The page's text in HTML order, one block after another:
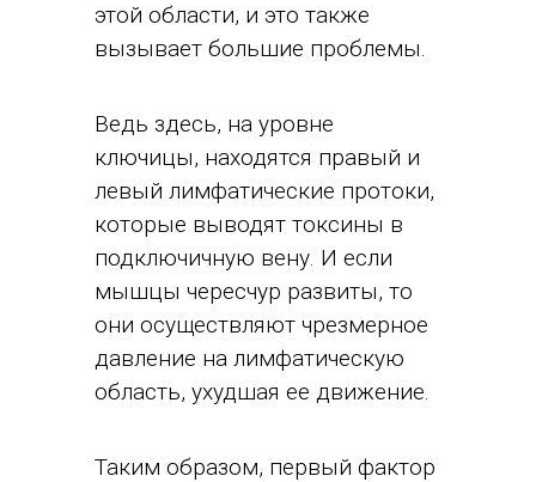
этой области, и это также
вызывает большие проблемы.
Ведь здесь, на уровне
ключицы, находятся правый и
левый лимфатические протоки,
которые выводят токсины в
подключичную вену. И если
мышцы чересчур развиты, то
они осуществляют чрезмерное
давление на лимфатическую
область, ухудшая ее движение.
Таким образом, первый фактор